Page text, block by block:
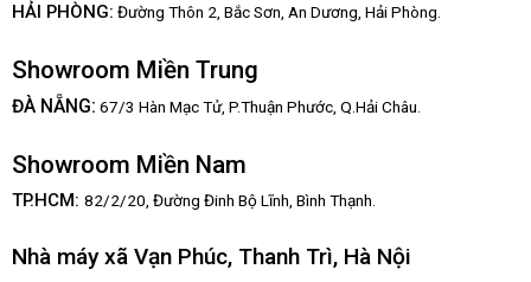
HẢI PHÒNG: Đường Thôn 2, Bắc Sơn, An Dương, Hải Phòng.
Showroom Miền Trung
ĐÀ NẴNG: 67/3 Hàn Mạc Tử, P.Thuận Phước, Q.Hải Châu.
Showroom Miền Nam
TP.HCM: 82/2/20, Đường Đinh Bộ Lĩnh, Bình Thạnh.
Nhà máy xã Vạn Phúc, Thanh Trì, Hà Nội